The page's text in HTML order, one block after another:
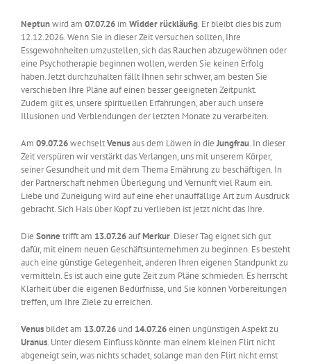
Neptunwird am 07.07.26 im Widderrückläufig. Er bleibt dies bis zum
12.12.2026. Wenn Sie in dieser Zeit versuchen sollten, Ihre
Essgewohnheiten umzustellen, sich das Rauchen abzugewöhnen oder
eine Psychotherapie beginnen wollen, werden Sie keinen Erfolg
haben. Jetzt durchzuhalten fällt Ihnen sehr schwer, am besten Sie
verschieben Ihre Pläne auf einen besser geeigneten Zeitpunkt.
Zudem gilt es, unsere spirituellen Erfahrungen, aber auch unsere
Illusionen und Verblendungen der letzten Monate zu verarbeiten.
Am 09.07.26wechseltVenusaus dem Löwen in die Jungfrau. In dieser
Zeit verspüren wir verstärkt das Verlangen, uns mit unserem Körper,
seiner Gesundheit und mit dem Thema Ernährung zu beschäftigen. In
der Partnerschaft nehmen Überlegung und Vernunft viel Raum ein.
Liebe und Zuneigung wird auf eine eher unauffällige Art zum Ausdruck
gebracht. Sich Hals über Kopf zu verlieben ist jetzt nicht das Ihre.
Die Sonne trifft am 13.07.26aufMerkur. Dieser Tag eignet sich gut
dafür, mit einem neuen Geschäftsunternehmen zu beginnen. Es besteht
auch eine günstige Gelegenheit, anderen Ihren eigenen Standpunkt zu
vermitteln. Es ist auch eine gute Zeit zum Pläne schmieden. Es herrscht
Klarheit über die eigenen Bedürfnisse, und Sie können Vorbereitungen
treffen, um Ihre Ziele zu erreichen.
Venus bildet am 13.07.26 und 14.07.26einen ungünstigen Aspekt zu
Uranus. Unter diesem Einfluss könnte man einem kleinen Flirt nicht
abgeneigt sein, was nichts schadet, solange man den Flirt nicht ernst